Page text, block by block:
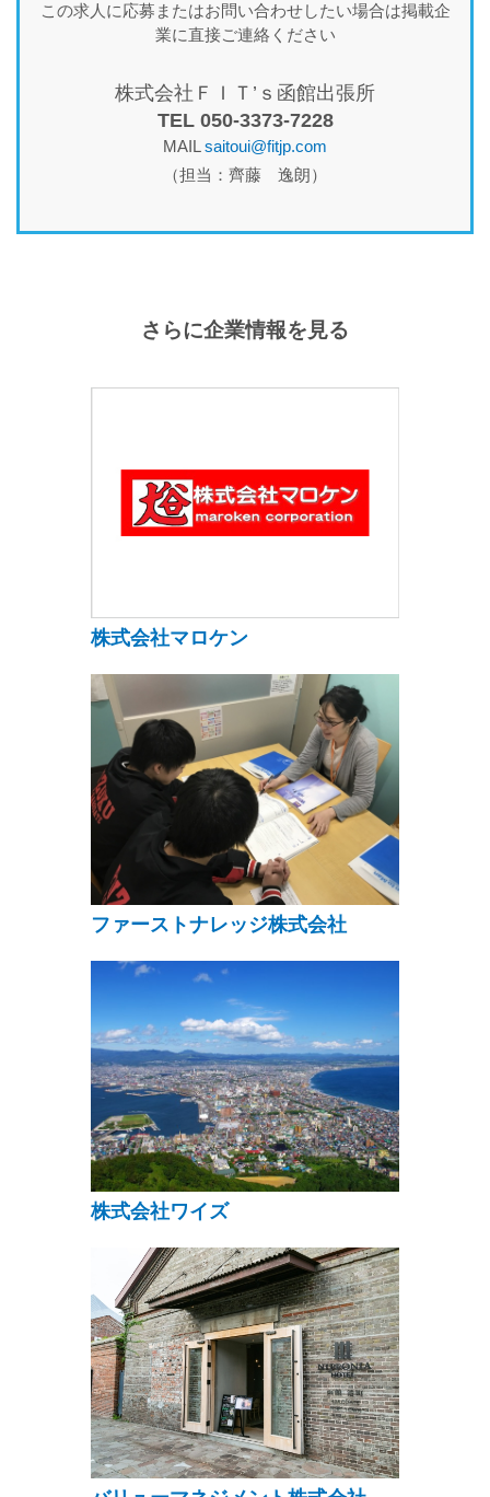
この求人に応募またはお問い合わせしたい場合は掲載企
業に直接ご連絡ください
株式会社ＦＩＴ’ｓ函館出張所
TEL 050-3373-7228
MAIL saitoui@fitjp.com
（担当：齊藤 逸朗）
さらに企業情報を見る
株式会社マロケン
ファーストナレッジ株式会社
株式会社ワイズ